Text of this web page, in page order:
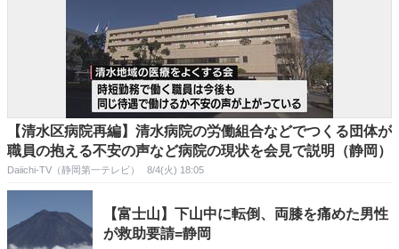
【清水区病院再編】清水病院の労働組合などでつくる団体が
職員の抱える不安の声など病院の現状を会見で説明（静岡）
Daiichi-TV（静岡第一テレビ） 8/4(火) 18:05
【富士山】下山中に転倒、両膝を痛めた男性
が救助要請=静岡